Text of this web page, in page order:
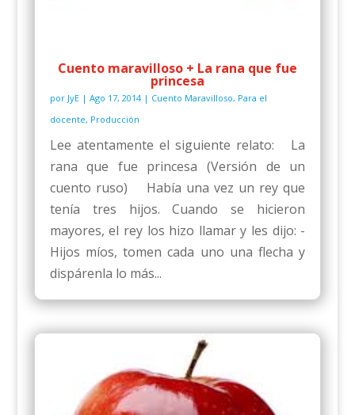
Cuento maravilloso + La rana que fue
princesa
por JyE| Ago 17, 2014| Cuento Maravilloso, Para el
docente, Producción
Lee atentamente el siguiente relato: La
rana que fue princesa (Versión de un
cuento ruso) Había una vez un rey que
tenía tres hijos. Cuando se hicieron
mayores, el rey los hizo llamar y les dijo: -
Hijos míos, tomen cada uno una flecha y
dispárenla lo más...